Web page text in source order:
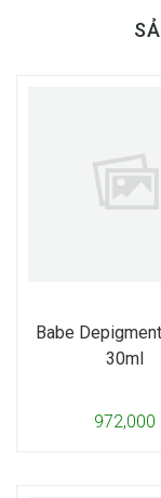
Babe
30ml
972,000